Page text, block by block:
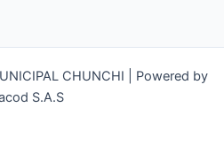
CHUNCHI | Powered by
S.A.S